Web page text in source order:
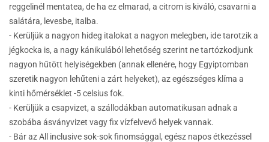
reggelinél mentatea, de ha ez elmarad, a citrom is kiváló, csavarni a
salátára, levesbe, italba.
- Kerüljük a nagyon hideg italokat a nagyon melegben, ide tarotzik a
jégkocka is, a nagy kánikulából lehetőség szerint ne tartózkodjunk
nagyon hűtött helyiségekben (annak ellenére, hogy Egyiptomban
szeretik nagyon lehűteni a zárt helyeket), az egészséges klíma a
kinti hőmérséklet -5 celsius fok.
- Kerüljük a csapvizet, a szállodákban automatikusan adnak a
szobába ásványvizet vagy fix vízfelvevő helyek vannak.
- Bár az All inclusive sok-sok finomsággal, egész napos étkezéssel